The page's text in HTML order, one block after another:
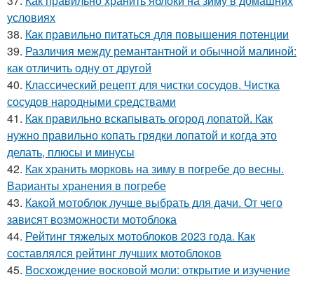
условиях
38. Как правильно питаться для повышения потенции
39. Различия между ремантантной и обычной малиной:
как отличить одну от другой
40. Классический рецепт для чистки сосудов. Чистка
сосудов народными средствами
41. Как правильно вскапывать огород лопатой. Как
нужно правильно копать грядки лопатой и когда это
делать, плюсы и минусы
42. Как хранить морковь на зиму в погребе до весны.
Варианты хранения в погребе
43. Какой мотоблок лучше выбрать для дачи. От чего
зависят возможности мотоблока
44. Рейтинг тяжелых мотоблоков 2023 года. Как
составлялся рейтинг лучших мотоблоков
45. Восхождение восковой моли: открытие и изучение